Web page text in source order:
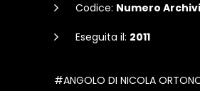
Codice: Numero
Eseguita il: 2011
#ANGOLO DI NICOLA